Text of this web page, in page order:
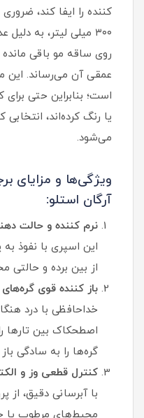
کننده را ایفا کند،
۳۰۰ میلی‌ لیتر، به
روی ساقه مو باقی
عمقی آن می‌رساند. این
است؛ بنابراین حتی
یا رنگ کرده‌اند،
می‌شود.
ویژگی‌ها و مزایای
آرگان استلو:
نرم‌ کننده و حالت‌
این اسپری با نفوذ
از بین برده و
باز کننده قوی
خداحافظی با درد
اصطحکاک بین
گره‌ها را به سادگی
کنترل قطعی وز و
با آبرسانی دقیق، از
محیط‌های مرطوب یا